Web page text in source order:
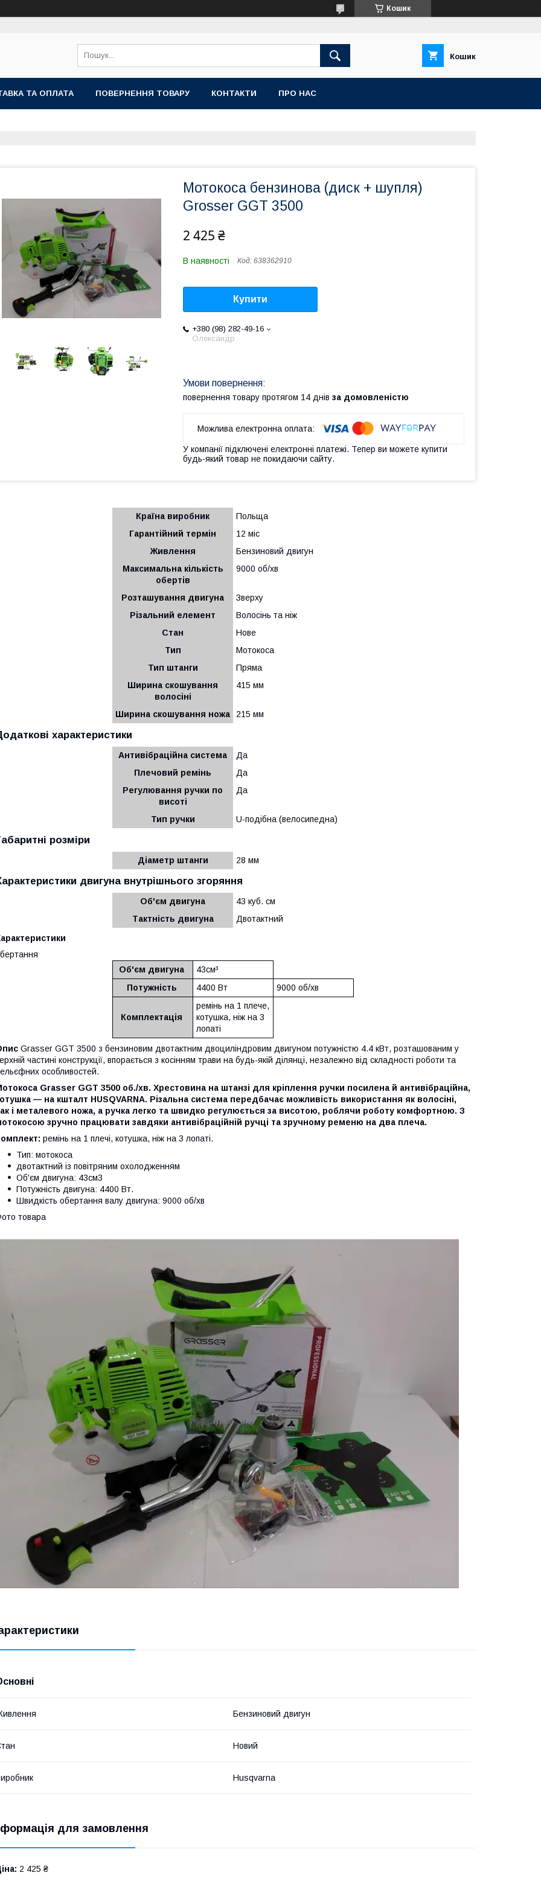
Кошик
Кошик
ТА ОПЛАТА ПОВЕРНЕННЯ ТОВАРУ КОНТАКТИ ПРО НАС
Мотокоса бензинова (диск + шупля)
Grosser GGT 3500
2 425 ₴
В наявності Код: 638362910
Купити
+380 (98) 282-49-16
Олександр
повернення товару протягом 14 днів за домовленістю
У компанії підключені електронні платежі. Тепер ви можете купити
будь-який товар не покидаючи сайту.
Країна виробник
Польща
Гарантійний термін
12 міс
Живлення
Бензиновий двигун
Максимальна кількість
обертів
9000 об/хв
Розташування двигуна
Зверху
Різальний елемент
Волосінь та ніж
Стан
Нове
Тип
Мотокоса
Тип штанги
Пряма
Ширина скошування
волосіні
415 мм
Ширина скошування ножа 215 мм
характеристики
Антивібраційна система
Да
Плечовий ремінь
Да
Регулювання ручки по
висоті
Да
Тип ручки U-подібна (велосипедна)
розміри
Діаметр штанги 28 мм
двигуна внутрішнього згоряння
Об'єм двигуна
43 куб. см
Тактність двигуна
Двотактний
Об'єм двигуна
43см³
Потужність
4400 Вт 9000 об/хв
Комплектація
ремінь на 1 плече,
котушка, ніж на 3
лопаті
Grasser GGT 3500 з бензиновим двотактним двоциліндровим двигуном потужністю 4.4 кВт, розташованим у
частині конструкції, впорається з косінням трави на будь-якій ділянці, незалежно від складності роботи та
особливостей.
Grasser GGT 3500 об./хв. Хрестовина на штанзі для кріплення ручки посилена й антивібраційна,
— на кшталт HUSQVARNA. Різальна система передбачає можливість використання як волосіні,
і металевого ножа, а ручка легко та швидко регулюється за висотою, роблячи роботу комфортною. З
зручно працювати завдяки антивібраційній ручці та зручному ременю на два плеча.
ремінь на 1 плечі, котушка, ніж на 3 лопаті.
Тип: мотокоса
двотактний із повітряним охолодженням
Об'єм двигуна: 43см3
Потужність двигуна: 4400 Вт.
Швидкість обертання валу двигуна: 9000 об/хв
товара
Бензиновий двигун
Новий
Husqvarna
для замовлення
2 425 ₴